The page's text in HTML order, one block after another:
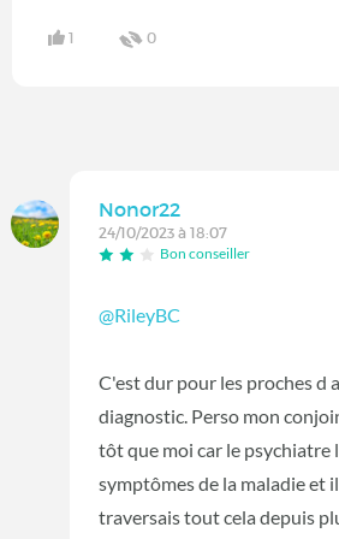
1 0
Nonor22
24/10/2023 à 18:07
Bon conseiller
@RileyBC
C'est dur pour les proches d
diagnostic. Perso mon
tôt que moi car le psychiatre
symptômes de la maladie et
traversais tout cela depuis